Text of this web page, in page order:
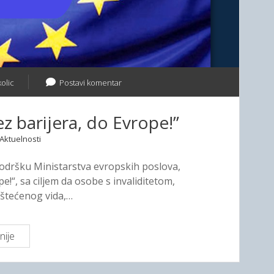
v
a
l
d
e
o
m
e
G
r
o
z
r
o
j
k
t
“
Postavi komentar
barijera, do Evrope!”
Aktuelnosti
Ministarstva evropskih poslova,
sa ciljem da osobe s invaliditetom,
vida,…
A
J